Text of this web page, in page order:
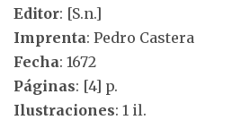
Editor: [S.n.]
Imprenta: Pedro Castera
Fecha: 1672
Páginas: [4] p.
Ilustraciones: 1 il.